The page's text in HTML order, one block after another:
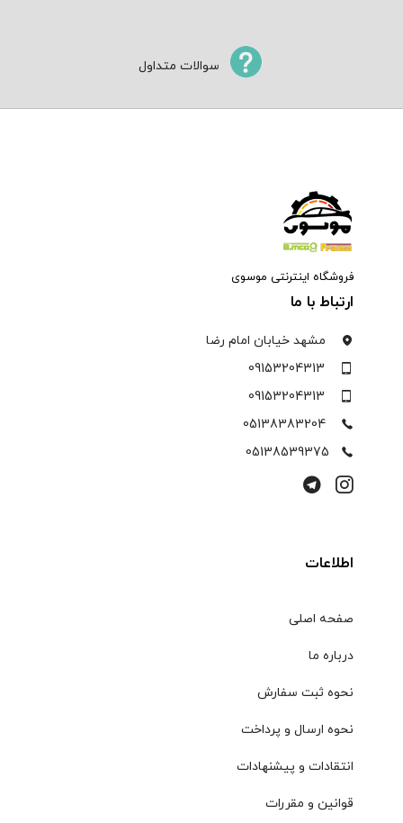
سوالات متداول
فروشگاه اینترنتی موسوی
ارتباط با ما
مشهد خیابان امام رضا
09153204313
09153204313
05138383204
05138539375
اطلاعات
صفحه اصلی
درباره ما
نحوه ثبت سفارش
نحوه ارسال و پرداخت
انتقادات و پیشنهادات
قوانین و مقررات